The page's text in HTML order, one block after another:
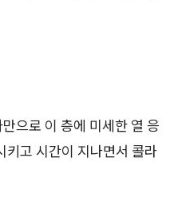
으로 이 층에 미세한 열 응
키고 시간이 지나면서 콜라